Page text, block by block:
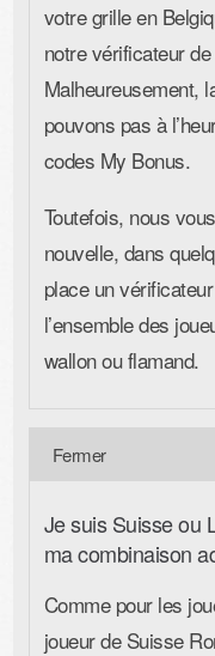
votre grille en
notre vérificateur
Malheureusement,
pouvons pas à
codes My Bonus.
Toutefois, nous
nouvelle, dans
place un
l’ensemble des
wallon ou flamand.
Je suis Suisse ou
ma combinaison
Comme pour les
joueur de Suisse